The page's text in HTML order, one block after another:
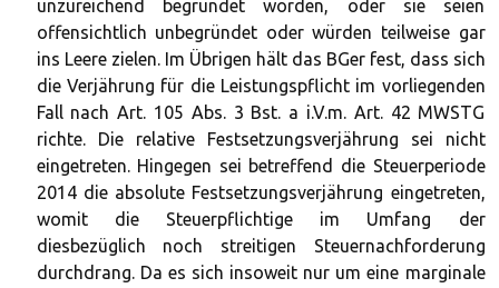
unzureichend begründet worden, oder sie seien
offensichtlich unbegründet oder würden teilweise gar
ins Leere zielen. Im Übrigen hält das BGer fest, dass sich
die Verjährung für die Leistungspflicht im vorliegenden
Fall nach Art. 105 Abs. 3 Bst. a i.V.m. Art. 42 MWSTG
richte. Die relative Festsetzungsverjährung sei nicht
eingetreten. Hingegen sei betreffend die Steuerperiode
2014 die absolute Festsetzungsverjährung eingetreten,
womit die Steuerpflichtige im Umfang der
diesbezüglich noch streitigen Steuernachforderung
durchdrang. Da es sich insoweit nur um eine marginale